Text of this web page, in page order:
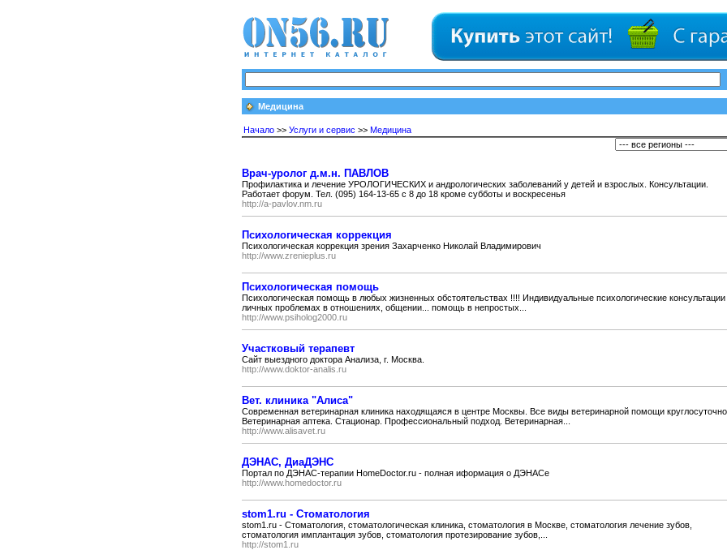
Медицина
Начало >> Услуги и сервис >> Медицина
Врач-уролог д.м.н. ПАВЛОВ
Профилактика и лечение УРОЛОГИЧЕСКИХ и андрологических заболеваний у детей и взрослых. Консультации.
Работает форум. Тел. (095) 164-13-65 с 8 до 18 кроме субботы и воскресенья
http://a-pavlov.nm.ru
Психологическая коррекция
Психологическая коррекция зрения Захарченко Николай Владимирович
http://www.zrenieplus.ru
Психологическая помощь
Психологическая помощь в любых жизненных обстоятельствах !!!! Индивидуальные психологические консультации
личных проблемах в отношениях, общении... помощь в непростых...
http://www.psiholog2000.ru
Участковый терапевт
Сайт выездного доктора Анализа, г. Москва.
http://www.doktor-analis.ru
Вет. клиника "Алиса"
Современная ветеринарная клиника находящаяся в центре Москвы. Все виды ветеринарной помощи круглосуточно.
Ветеринарная аптека. Стационар. Профессиональный подход. Ветеринарная...
http://www.alisavet.ru
ДЭНАС, ДиаДЭНС
Портал по ДЭНАС-терапии HomeDoctor.ru - полная иформация о ДЭНАСе
http://www.homedoctor.ru
stom1.ru - Стоматология
stom1.ru - Стоматология, стоматологическая клиника, стоматология в Москве, стоматология лечение зубов,
стоматология имплантация зубов, стоматология протезирование зубов,...
http://stom1.ru